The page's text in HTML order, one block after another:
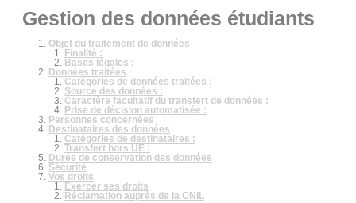
Gestion des données étudiants
Objet du traitement de données
Finalité :
Bases légales :
Données traitées
Catégories de données traitées :
Source des données :
Caractère facultatif du transfert de données :
Prise de décision automatisée :
Personnes concernées
Destinataires des données
Catégories de destinataires :
Transfert hors UE :
Durée de conservation des données
Sécurité
Vos droits
Exercer ses droits
Réclamation auprès de la CNIL